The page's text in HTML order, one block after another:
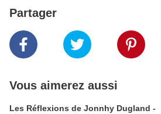
Partager
Vous aimerez aussi
Les Réflexions de Jonnhy Dugland -